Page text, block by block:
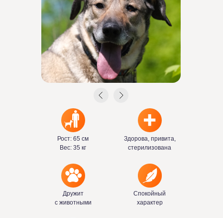
Рост: 65 см
Вес: 35 кг
Здорова, привита,
стерилизована
Дружит
с животными
Спокойный
характер